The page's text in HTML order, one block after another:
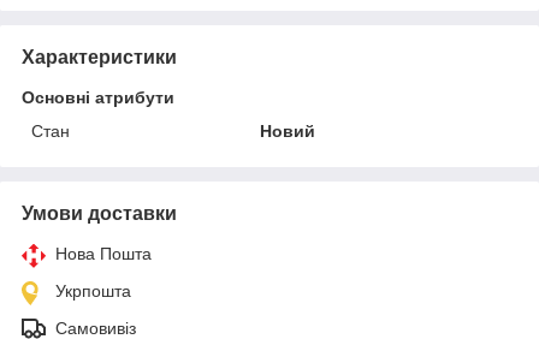
Характеристики
Основні атрибути
Стан
Новий
Умови доставки
Нова Пошта
Укрпошта
Самовивіз